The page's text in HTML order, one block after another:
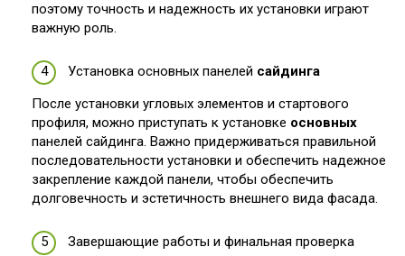
поэтому точность и надежность их установки играют
важную роль.
Установка основных панелей сайдинга
После установки угловых элементов и стартового
профиля, можно приступать к установке основных
панелей сайдинга. Важно придерживаться правильной
последовательности установки и обеспечить надежное
закрепление каждой панели, чтобы обеспечить
долговечность и эстетичность внешнего вида фасада.
Завершающие работы и финальная проверка